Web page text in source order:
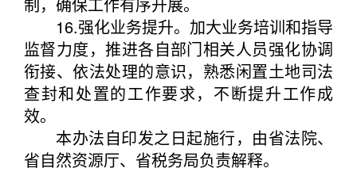
16.强化业务提升。加大业务培训和指导
监督力度，推进各自部门相关人员强化协调
衔接、依法处理的意识，熟悉闲置土地司法
查封和处置的工作要求，不断提升工作成
效。
本办法自印发之日起施行，由省法院、
省自然资源厅、省税务局负责解释。